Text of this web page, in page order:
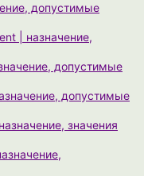
допустимые
| назначение,
допустимые
допустимые
значения